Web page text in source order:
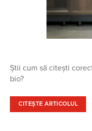
Știi cum să citești
bio?
CITEȘTE ARTICOLUL